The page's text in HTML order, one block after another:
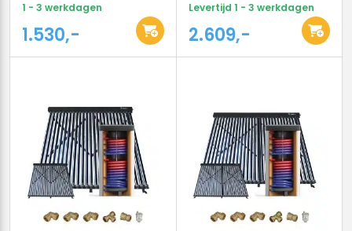
1 - 3 werkdagen
1.530,-
Levertijd 1 - 3 werkdagen
2.609,-